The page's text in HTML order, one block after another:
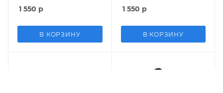
Белый (Switch)
1 550 р
В КОРЗИНУ
Черный (Switch)
1 550 р
В КОРЗИНУ